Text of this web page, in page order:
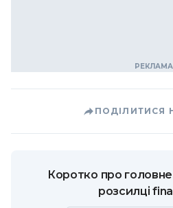
ПОДІЛИТИСЯ
Коротко про
розсилці